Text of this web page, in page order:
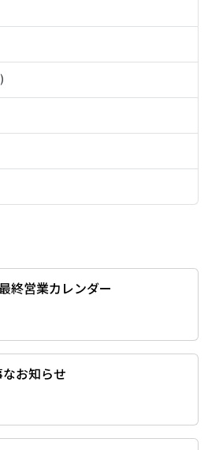
終営業カレンダー
なお知らせ